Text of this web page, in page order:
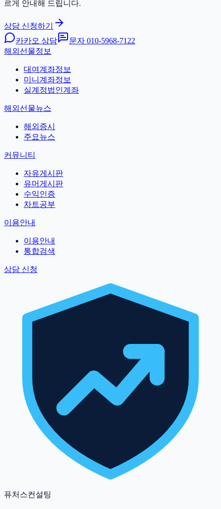
르게 안내해 드립니다.
상담 신청하기
카카오 상담
문자 010-5968-7122
해외선물정보
대여계좌정보
미니계좌정보
실계정법인계좌
해외선물뉴스
해외증시
주요뉴스
커뮤니티
자유게시판
유머게시판
수익인증
차트공부
이용안내
이용안내
통합검색
상담 신청
퓨처스컨설팅